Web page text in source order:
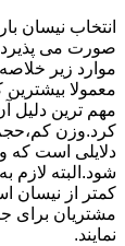
انتخاب نیسان
صورت می پذیرد
موارد زیر
معمولا
مهم ترین دلیل
کرد.وزن
دلایلی است که
شود.البته
کمتر از نیسان
مشتریان برای
نمایند.